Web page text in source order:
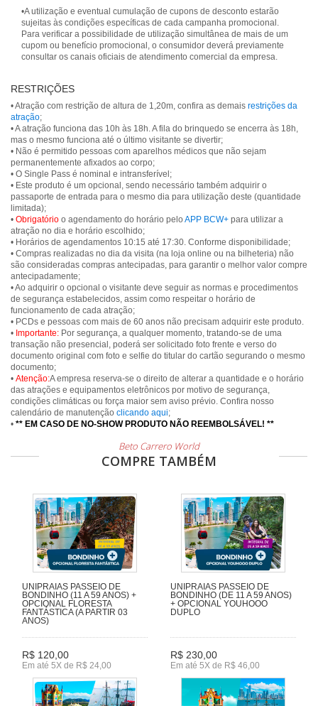
•A utilização e eventual cumulação de cupons de desconto estarão
sujeitas às condições específicas de cada campanha promocional.
Para verificar a possibilidade de utilização simultânea de mais de um
cupom ou benefício promocional, o consumidor deverá previamente
consultar os canais oficiais de atendimento comercial da empresa.
RESTRIÇÕES
• Atração com restrição de altura de 1,20m, confira as demais restrições da
atração;
• A atração funciona das 10h às 18h. A fila do brinquedo se encerra às 18h,
mas o mesmo funciona até o último visitante se divertir;
• Não é permitido pessoas com aparelhos médicos que não sejam
permanentemente afixados ao corpo;
• O Single Pass é nominal e intransferível;
• Este produto é um opcional, sendo necessário também adquirir o
passaporte de entrada para o mesmo dia para utilização deste (quantidade
limitada);
• Obrigatório o agendamento do horário pelo APP BCW+ para utilizar a
atração no dia e horário escolhido;
• Horários de agendamentos 10:15 até 17:30. Conforme disponibilidade;
• Compras realizadas no dia da visita (na loja online ou na bilheteria) não
são consideradas compras antecipadas, para garantir o melhor valor compre
antecipadamente;
• Ao adquirir o opcional o visitante deve seguir as normas e procedimentos
de segurança estabelecidos, assim como respeitar o horário de
funcionamento de cada atração;
• PCDs e pessoas com mais de 60 anos não precisam adquirir este produto.
• Importante: Por segurança, a qualquer momento, tratando-se de uma
transação não presencial, poderá ser solicitado foto frente e verso do
documento original com foto e selfie do titular do cartão segurando o mesmo
documento;
• Atenção:A empresa reserva-se o direito de alterar a quantidade e o horário
das atrações e equipamentos eletrônicos por motivo de segurança,
condições climáticas ou força maior sem aviso prévio. Confira nosso
calendário de manutenção clicando aqui;
• ** EM CASO DE NO-SHOW PRODUTO NÃO REEMBOLSÁVEL! **
Beto Carrero World
COMPRE TAMBÉM
UNIPRAIAS PASSEIO DE
BONDINHO (11 A 59 ANOS) +
OPCIONAL FLORESTA
FANTÁSTICA (A PARTIR 03
ANOS)
R$ 120,00
Em até 5X de R$ 24,00
UNIPRAIAS PASSEIO DE
BONDINHO (DE 11 A 59 ANOS)
+ OPCIONAL YOUHOOO
DUPLO
R$ 230,00
Em até 5X de R$ 46,00